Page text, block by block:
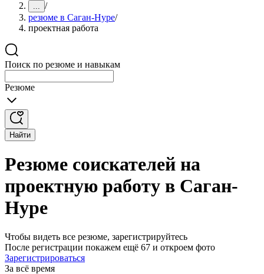
... /
резюме в Саган-Нуре/
проектная работа
Поиск по резюме и навыкам
Резюме
Найти
Резюме соискателей на
проектную работу в Саган-
Нуре
Чтобы видеть все резюме, зарегистрируйтесь
После регистрации покажем ещё 67 и откроем фото
Зарегистрироваться
За всё время